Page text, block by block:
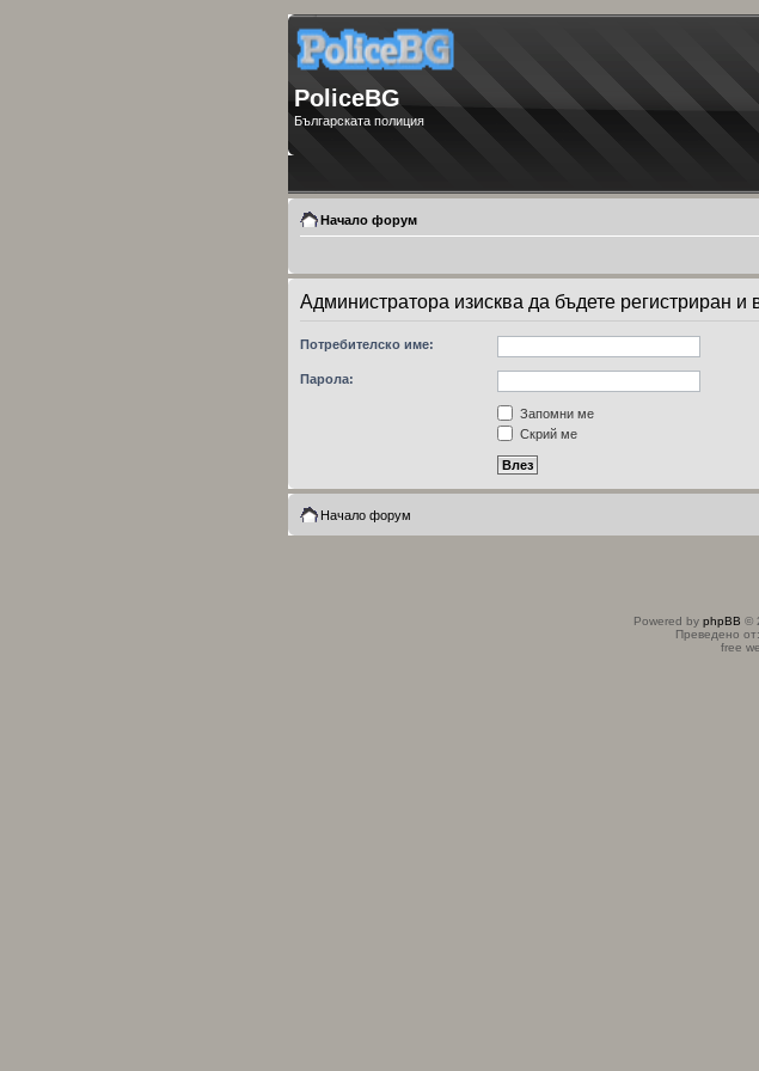
PoliceBG
Българската полиция
Начало форум
Администратора изисква да бъдете регистриран и
Потребителско име:
Парола:
Запомни ме
Скрий ме
Начало форум
Powered by phpBB ©
Преведено от:
free